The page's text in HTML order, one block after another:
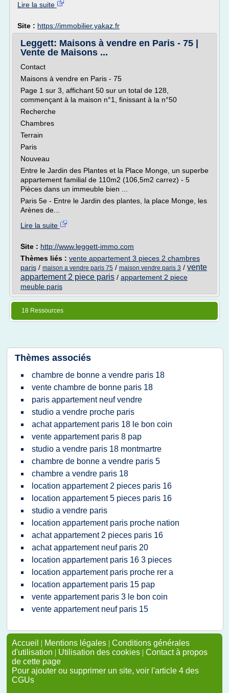
Lire la suite
Site : https://immobilier.yakaz.fr
Leggett: Maisons à vendre en Paris - 75 |
Vente de Maisons ...
Contact
Maisons à vendre en Paris - 75
Page 1 sur 3, affichant 50 sur un total de 128,
commençant à la maison n°1, finissant à la n°50
Recherche
Chambres
Terrain
Paris
Nouveau
Entre le Jardin des Plantes et la Place Monge, un superbe
appartement familial de 110m2 (106,5m2 carrez) - 5
Pièces dans un immeuble bien ...
Paris 5e - Entre le Jardin des plantes, la place Monge, les
Arènes de...
Lire la suite
Site : http://www.leggett-immo.com
Thèmes liés : vente appartement 3 pieces 2 chambres
paris / maison a vendre paris 75 / maison vendre paris 3 / vente
appartement 2 piece paris / appartement 2 piece
meuble paris
18 Ressources
Thèmes associés
chambre de bonne a vendre paris 18
vente chambre de bonne paris 18
paris appartement neuf vendre
studio a vendre proche paris
achat appartement paris 18 le bon coin
vente appartement paris 8 pap
studio a vendre paris 18 montmartre
chambre de bonne a vendre paris 5
chambre a vendre paris 18
location appartement 2 pieces paris 16
location appartement 5 pieces paris 16
studio a vendre paris
location appartement paris proche nation
achat appartement 2 pieces paris 16
achat appartement neuf paris 20
location appartement paris 16 3 pieces
location appartement paris proche rer a
location appartement paris 15 pap
vente appartement paris 3 le bon coin
vente appartement neuf paris 15
Accueil | Mentions légales | Conditions générales
d'utilisation | Utilisation des cookies | Contact à propos
de cette page
Pour ajouter ou supprimer un site, voir l'article 4 des
CGUs